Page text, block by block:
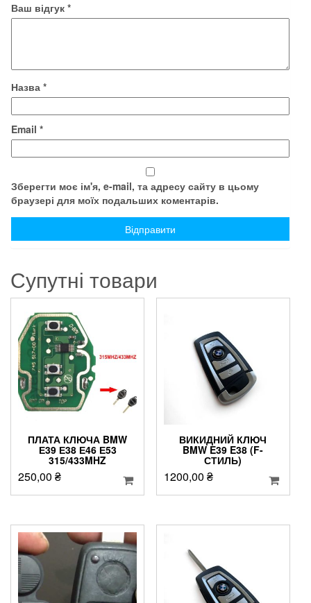
Ваш відгук *
Назва *
Email *
Зберегти моє ім'я, e-mail, та адресу сайту в цьому
браузері для моїх подальших коментарів.
Супутні товари
ПЛАТА КЛЮЧА BMW
Е39 Е38 Е46 Е53
315/433MHZ
250,00 ₴
ВИКИДНИЙ КЛЮЧ
BMW E39 E38 (F-
СТИЛЬ)
1200,00 ₴